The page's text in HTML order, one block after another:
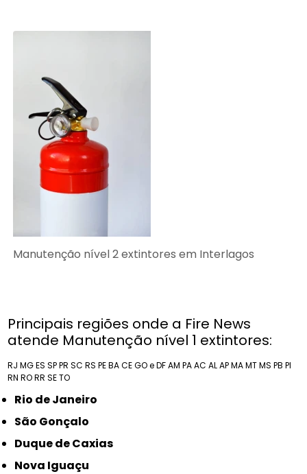
Manutenção nível 2 extintores em Interlagos
Principais regiões onde a Fire News
atende Manutenção nível 1 extintores:
RJ MGES SPPR SC RS PEBACEGO e DFAM PAAC ALAPMAMTMS PB PI
RN RORR SETO
Rio de Janeiro
São Gonçalo
Duque de Caxias
Nova Iguaçu